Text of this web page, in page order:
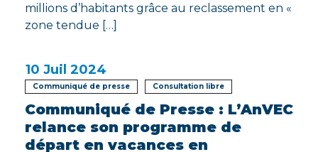
millions d’habitants grâce au reclassement en «
zone tendue […]
10 Juil 2024
Communiqué de presse Consultation libre
Communiqué de Presse : L’AnVEC
relance son programme de
départ en vacances en